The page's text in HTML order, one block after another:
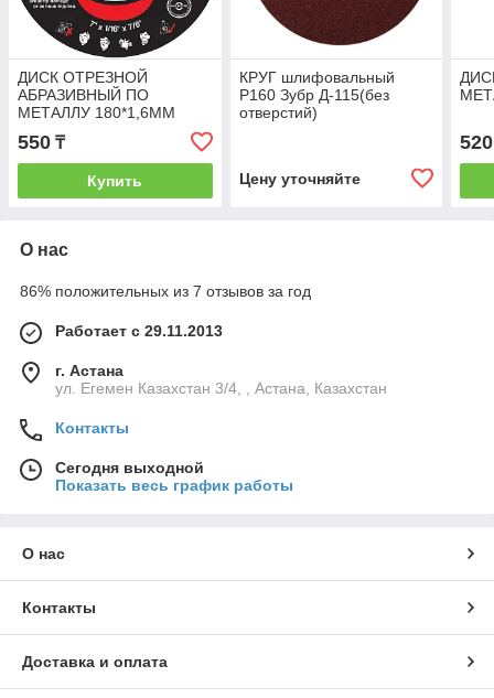
ДИСК ОТРЕЗНОЙ
АБРАЗИВНЫЙ ПО
МЕТАЛЛУ 180*1,6ММ
RODEX
550 ₸
Купить
КРУГ шлифовальный
Р160 Зубр Д-115(без
отверстий)
Цену уточняйте
520
О нас
86% положительных из 7 отзывов за год
Работает с 29.11.2013
г. Астана
ул. Егемен Казахстан 3/4, , Астана, Казахстан
Контакты
Сегодня выходной
Показать весь график работы
О нас
Контакты
Доставка и оплата